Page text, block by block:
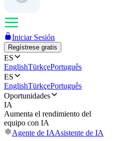
Iniciar Sesión
Regístrese gratis
ES
EnglishTürkçePortuguês
ES
EnglishTürkçePortuguês
Oportunidades
IA
Aumenta el rendimiento del
equipo con IA
Agente de IAAsistente de IA